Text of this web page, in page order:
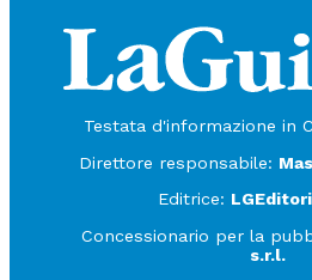
Testata d'informazione in
Direttore responsabile:
Editrice:
Concessionario per la
s.r.l.